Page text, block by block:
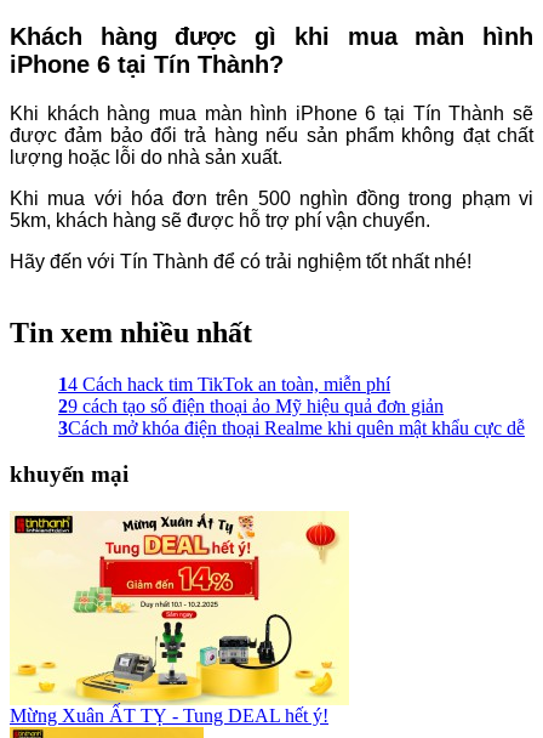
Khách hàng được gì khi mua màn hình
iPhone 6 tại Tín Thành?
Khi khách hàng mua màn hình iPhone 6 tại Tín Thành sẽ
được đảm bảo đổi trả hàng nếu sản phẩm không đạt chất
lượng hoặc lỗi do nhà sản xuất.
Khi mua với hóa đơn trên 500 nghìn đồng trong phạm vi
5km, khách hàng sẽ được hỗ trợ phí vận chuyển.
Hãy đến với Tín Thành để có trải nghiệm tốt nhất nhé!
Tin xem nhiều nhất
14 Cách hack tim TikTok an toàn, miễn phí
29 cách tạo số điện thoại ảo Mỹ hiệu quả đơn giản
3Cách mở khóa điện thoại Realme khi quên mật khẩu cực dễ
khuyến mại
Mừng Xuân ẤT TỴ - Tung DEAL hết ý!